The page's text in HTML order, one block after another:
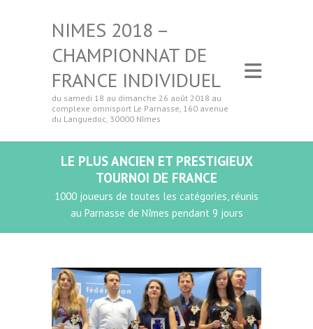
NIMES 2018 –
CHAMPIONNAT DE
FRANCE INDIVIDUEL
du samedi 18 au dimanche 26 août 2018 au
complexe omnisport Le Parnasse, 160 avenue
du Languedoc, 30000 Nîmes
LE PLUS ANCIEN ET PRESTIGIEUX
TOURNOI DE FRANCE
1000 joueurs de toutes les catégories, réunis
au Parnasse de Nîmes pendant 9 jours